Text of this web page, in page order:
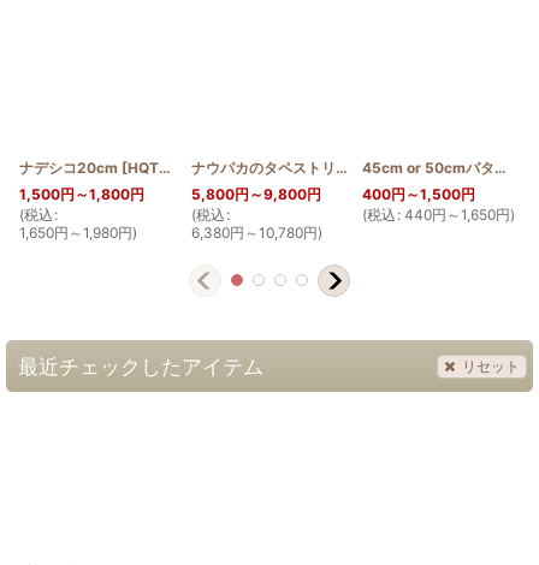
ナデシコ20cm [HQT20_NADE
]
1,500円 ～1,800円
(税込 :
1,650円 ～1,980円)
ナウパカのタペストリー HQT60_NAU]
5,800円 ～9,800円
(税込 :
6,380円 ～10,780円)
45cm or 50cmパターン(シェル)
400円 ～1,500円
(税込 : 440円 ～1,650円)
最近チェックしたアイテム リセット